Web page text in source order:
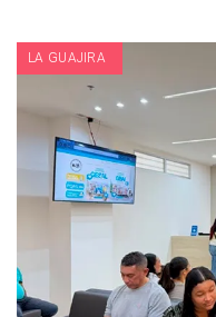
LA GUAJIRA